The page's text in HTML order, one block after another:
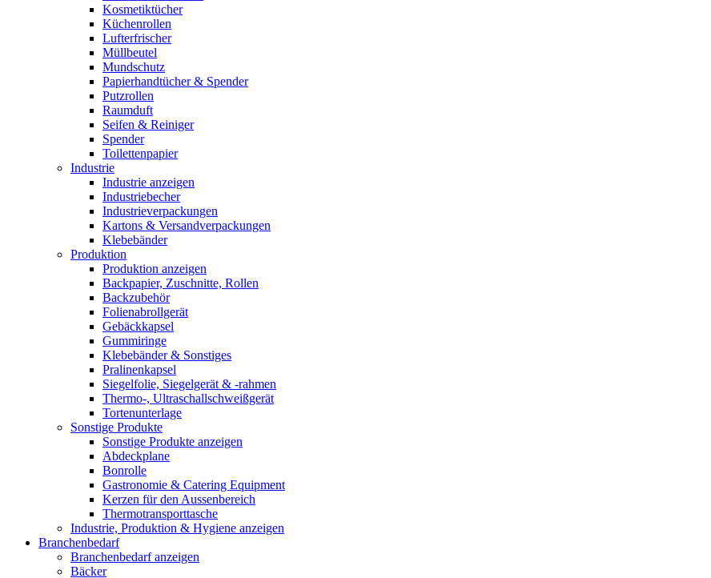
Kosmetiktücher
Küchenrollen
Lufterfrischer
Müllbeutel
Mundschutz
Papierhandtücher & Spender
Putzrollen
Raumduft
Seifen & Reiniger
Spender
Toilettenpapier
Industrie
Industrie anzeigen
Industriebecher
Industrieverpackungen
Kartons & Versandverpackungen
Klebebänder
Produktion
Produktion anzeigen
Backpapier, Zuschnitte, Rollen
Backzubehör
Folienabrollgerät
Gebäckkapsel
Gummiringe
Klebebänder & Sonstiges
Pralinenkapsel
Siegelfolie, Siegelgerät & -rahmen
Thermo-, Ultraschallschweißgerät
Tortenunterlage
Sonstige Produkte
Sonstige Produkte anzeigen
Abdeckplane
Bonrolle
Gastronomie & Catering Equipment
Kerzen für den Aussenbereich
Thermotransporttasche
Industrie, Produktion & Hygiene anzeigen
Branchenbedarf
Branchenbedarf anzeigen
Bäcker